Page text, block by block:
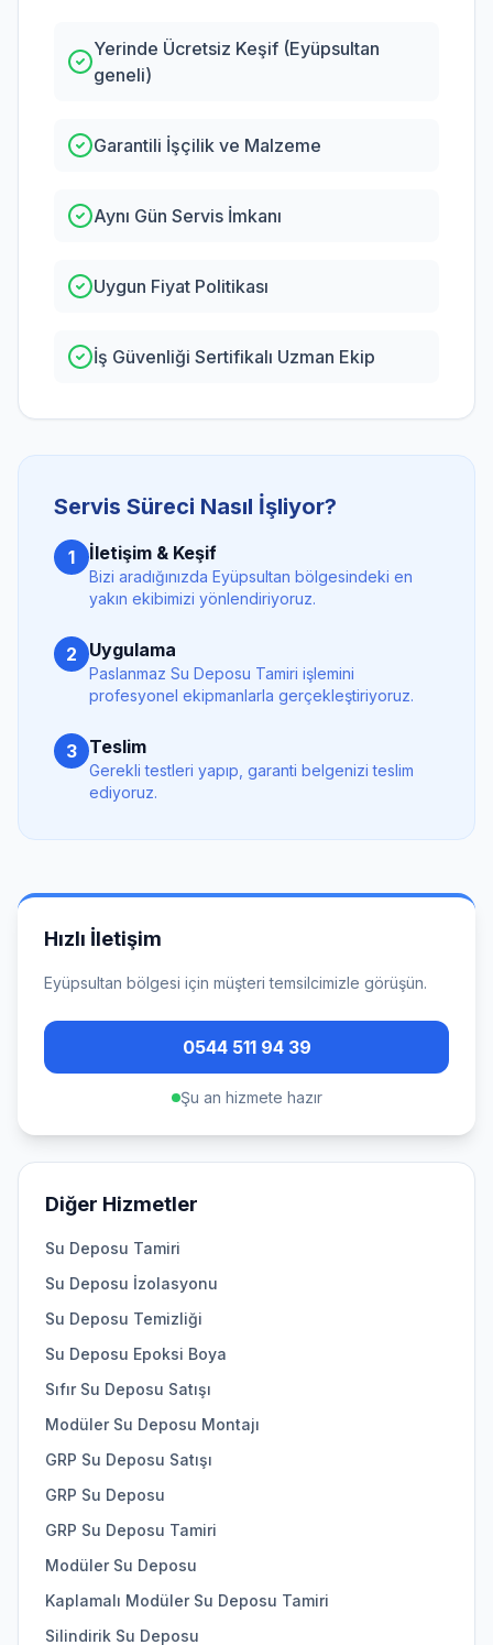
Yerinde Ücretsiz Keşif (Eyüpsultan
geneli)
Garantili İşçilik ve Malzeme
Aynı Gün Servis İmkanı
Uygun Fiyat Politikası
İş Güvenliği Sertifikalı Uzman Ekip
Servis Süreci Nasıl İşliyor?
1 İletişim & Keşif
Bizi aradığınızda Eyüpsultan bölgesindeki en
yakın ekibimizi yönlendiriyoruz.
2 Uygulama
Paslanmaz Su Deposu Tamiri işlemini
profesyonel ekipmanlarla gerçekleştiriyoruz.
3 Teslim
Gerekli testleri yapıp, garanti belgenizi teslim
ediyoruz.
Hızlı İletişim
Eyüpsultan bölgesi için müşteri temsilcimizle görüşün.
0544 511 94 39
Şu an hizmete hazır
Diğer Hizmetler
Su Deposu Tamiri
Su Deposu İzolasyonu
Su Deposu Temizliği
Su Deposu Epoksi Boya
Sıfır Su Deposu Satışı
Modüler Su Deposu Montajı
GRP Su Deposu Satışı
GRP Su Deposu
GRP Su Deposu Tamiri
Modüler Su Deposu
Kaplamalı Modüler Su Deposu Tamiri
Silindirik Su Deposu